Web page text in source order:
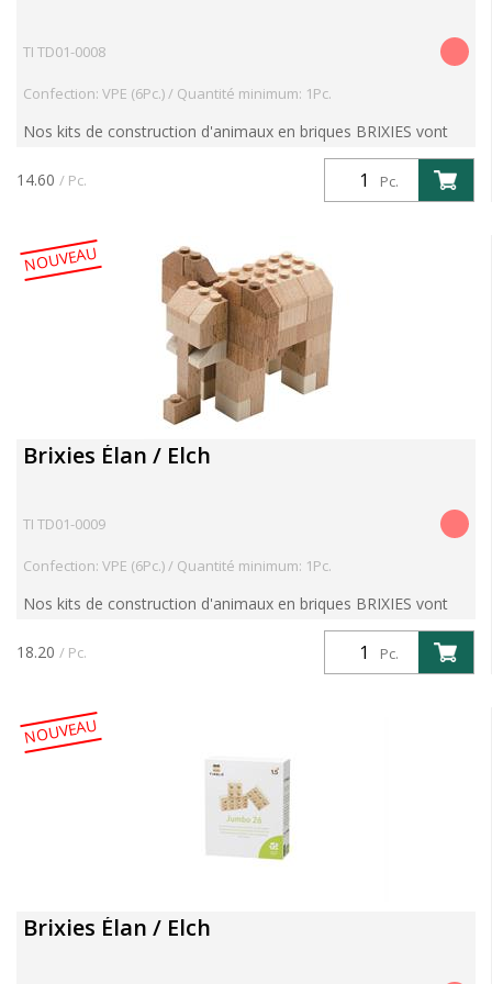
TI TD01-0008
Confection: VPE (6Pc.) / Quantité minimum: 1Pc.
Nos kits de construction d'animaux en briques BRIXIES vont
vous enthousiasmer. Avec le kit "Elan", explorez les forêts
d'Europe du Nord, d'Asie du Nord et d'Amérique du N...
Pc.
14.60 / Pc.
NOUVEAU
Brixies Élan / Elch
TI TD01-0009
Confection: VPE (6Pc.) / Quantité minimum: 1Pc.
Nos kits de construction d'animaux en briques BRIXIES vont
vous enthousiasmer. Avec le kit "Elan", explorez les forêts
d'Europe du Nord, d'Asie du Nord et d'Amérique du N...
Pc.
18.20 / Pc.
NOUVEAU
Brixies Élan / Elch